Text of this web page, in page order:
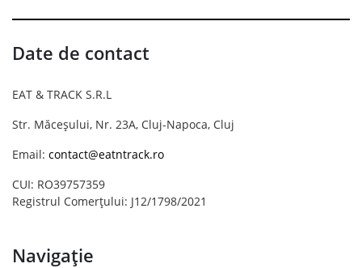
Date de contact
EAT & TRACK S.R.L
Str. Măceșului, Nr. 23A, Cluj-Napoca, Cluj
Email: contact@eatntrack.ro
CUI: RO39757359
Registrul Comerțului: J12/1798/2021
Navigație